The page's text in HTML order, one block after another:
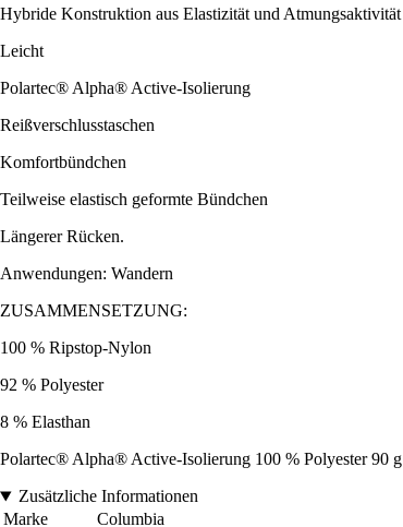
Hybride Konstruktion aus Elastizität und Atmungsaktivität
Leicht
Polartec® Alpha® Active-Isolierung
Reißverschlusstaschen
Komfortbündchen
Teilweise elastisch geformte Bündchen
Längerer Rücken.
Anwendungen: Wandern
ZUSAMMENSETZUNG:
100 % Ripstop-Nylon
92 % Polyester
8 % Elasthan
Polartec® Alpha® Active-Isolierung 100 % Polyester 90 g
Zusätzliche Informationen
Marke
Columbia